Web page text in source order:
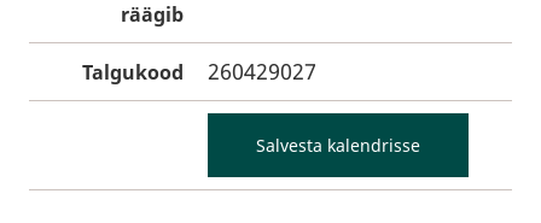
räägib
Talgukood 260429027
Salvesta kalendrisse